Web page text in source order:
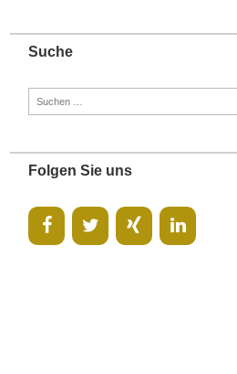
Suche
Folgen Sie uns